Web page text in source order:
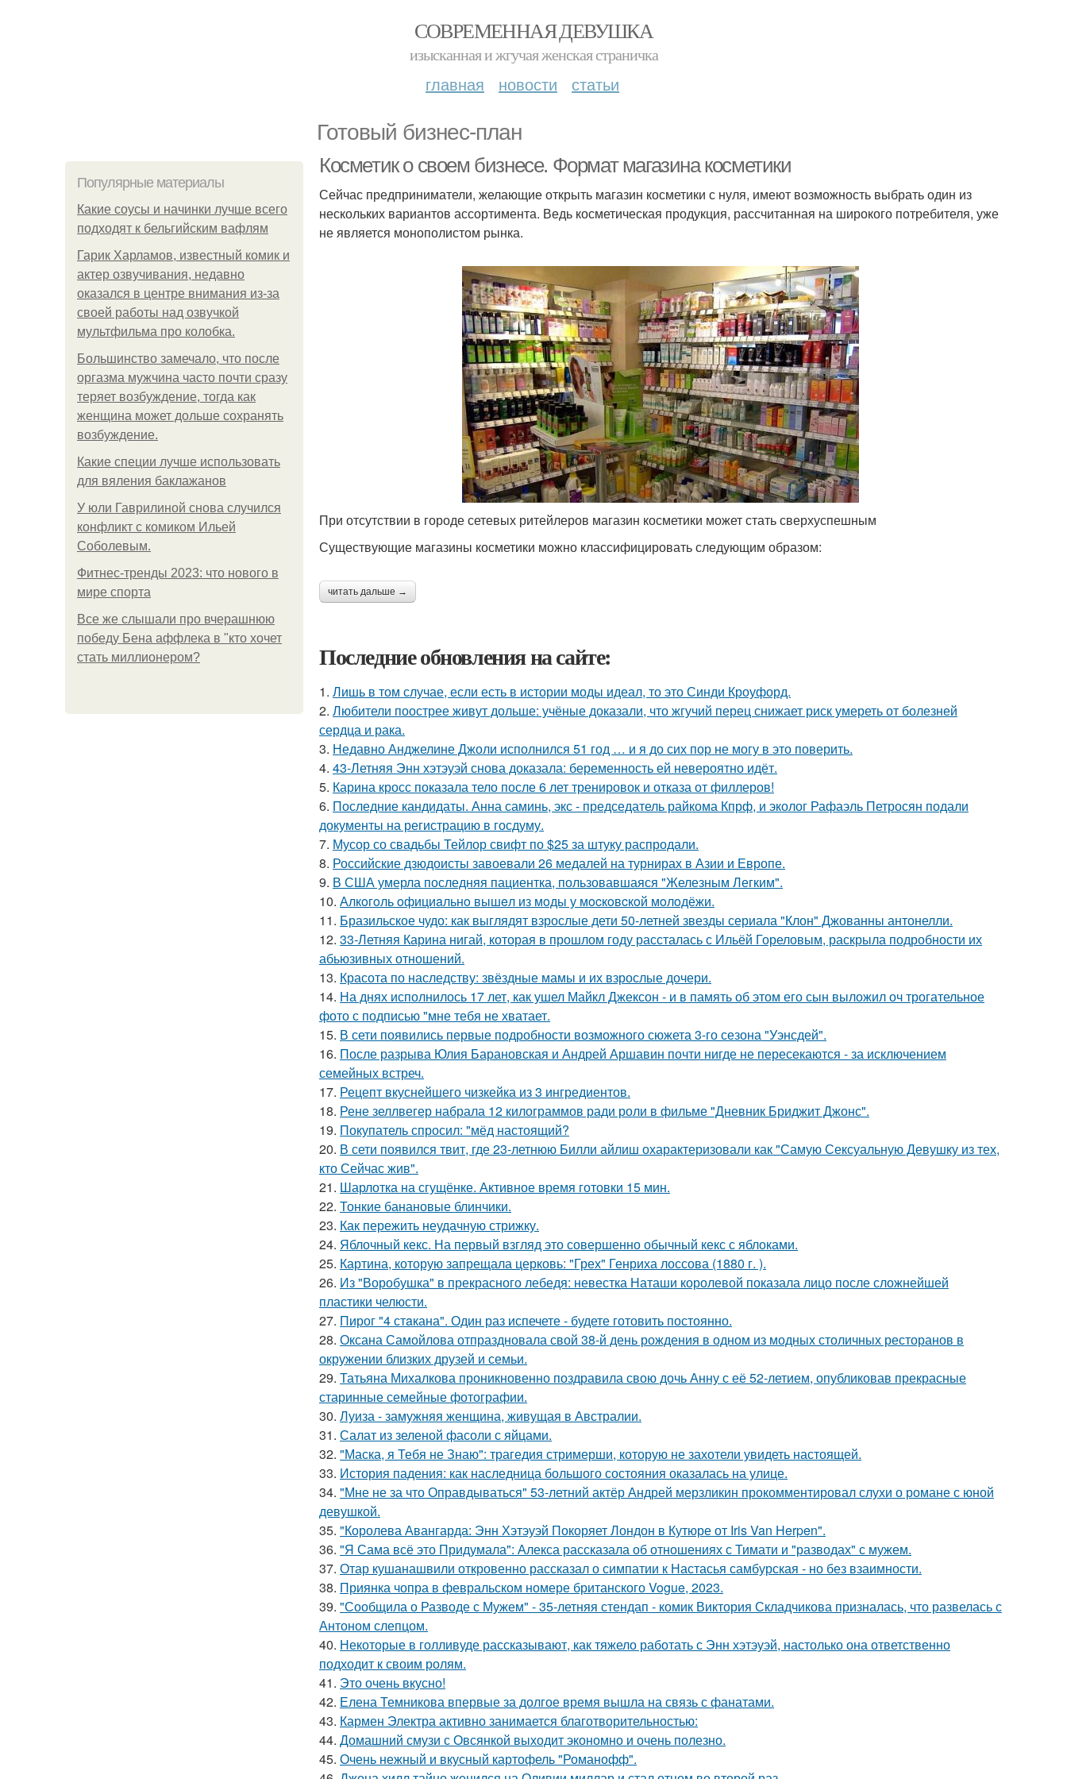
СОВРЕМЕННАЯ ДЕВУШКА
изысканная и жгучая женская страничка
главная новости статьи
Готовый бизнес-план
Популярные материалы
Какие соусы и начинки лучше всего
подходят к бельгийским вафлям
Гарик Харламов, известный комик и
актер озвучивания, недавно
оказался в центре внимания из-за
своей работы над озвучкой
мультфильма про колобка.
Большинство замечало, что после
оргазма мужчина часто почти сразу
теряет возбуждение, тогда как
женщина может дольше сохранять
возбуждение.
Какие специи лучше использовать
для вяления баклажанов
У юли Гаврилиной снова случился
конфликт с комиком Ильей
Соболевым.
Фитнес-тренды 2023: что нового в
мире спорта
Все же слышали про вчерашнюю
победу Бена аффлека в "кто хочет
стать миллионером?
Косметик о своем бизнесе. Формат магазина косметики
Сейчас предприниматели, желающие открыть магазин косметики с нуля, имеют возможность выбрать один из
нескольких вариантов ассортимента. Ведь косметическая продукция, рассчитанная на широкого потребителя, уже
не является монополистом рынка.
При отсутствии в городе сетевых ритейлеров магазин косметики может стать сверхуспешным
Существующие магазины косметики можно классифицировать следующим образом:
читать дальше →
Последние обновления на сайте:
1. Лишь в том случае, если есть в истории моды идеал, то это Синди Кроуфорд.
2. Любители поострее живут дольше: учёные доказали, что жгучий перец снижает риск умереть от болезней
сердца и рака.
3. Недавно Анджелине Джоли исполнился 51 год … и я до сих пор не могу в это поверить.
4. 43-Летняя Энн хэтэуэй снова доказала: беременность ей невероятно идёт.
5. Карина кросс показала тело после 6 лет тренировок и отказа от филлеров!
6. Последние кандидаты. Анна саминь, экс - председатель райкома Кпрф, и эколог Рафаэль Петросян подали
документы на регистрацию в госдуму.
7. Мусор со свадьбы Тейлор свифт по $25 за штуку распродали.
8. Российские дзюдоисты завоевали 26 медалей на турнирах в Азии и Европе.
9. В США умерла последняя пациентка, пользовавшаяся "Железным Легким".
10. Алкoгoль oфициaльнo вышeл из мoды у мocкoвcкoй мoлoдёжи.
11. Бразильское чудо: как выглядят взрослые дети 50-летней звезды сериала "Клон" Джованны антонелли.
12. 33-Летняя Карина нигай, которая в прошлом году рассталась с Ильёй Гореловым, раскрыла подробности их
абьюзивных отношений.
13. Красота по наследству: звёздные мамы и их взрослые дочери.
14. На днях исполнилось 17 лет, как ушел Майкл Джексон - и в память об этом его сын выложил оч трогательное
фото с подписью "мне тебя не хватает.
15. В сети появились первые подробности возможного сюжета 3-го сезона "Уэнсдей".
16. После разрыва Юлия Барановская и Андрей Аршавин почти нигде не пересекаются - за исключением
семейных встреч.
17. Рецепт вкуснейшего чизкейка из 3 ингредиентов.
18. Рене зеллвегер набрала 12 килограммов ради роли в фильме "Дневник Бриджит Джонс".
19. Покупатель спросил: "мёд настоящий?
20. В сети появился твит, где 23-летнюю Билли айлиш охарактеризовали как "Самую Сексуальную Девушку из тех,
кто Сейчас жив".
21. Шарлотка на сгущёнке. Активное время готовки 15 мин.
22. Тонкие банановые блинчики.
23. Как пережить неудачную стрижку.
24. Яблочный кекс. На первый взгляд это совершенно обычный кекс с яблоками.
25. Картина, которую запрещала церковь: "Грех" Генриха лоссова (1880 г. ).
26. Из "Воробушка" в прекрасного лебедя: невестка Наташи королевой показала лицо после сложнейшей
пластики челюсти.
27. Пирог "4 стaкана". Один раз испечете - будете готовить постоянно.
28. Оксана Самойлова отпраздновала свой 38-й день рождения в одном из модных столичных ресторанов в
окружении близких друзей и семьи.
29. Татьяна Михалкова проникновенно поздравила свою дочь Анну с её 52-летием, опубликовав прекрасные
старинные семейные фотографии.
30. Луиза - замужняя женщина, живущая в Австралии.
31. Салат из зеленой фасоли с яйцами.
32. "Маска, я Тебя не Знаю": трагедия стримерши, которую не захотели увидеть настоящей.
33. История падения: как наследница большого состояния оказалась на улице.
34. "Мне не за что Оправдываться" 53-летний актёр Андрей мерзликин прокомментировал слухи о романе с юной
девушкой.
35. "Королева Авангарда: Энн Хэтэуэй Покоряет Лондон в Кутюре от Iris Van Herpen".
36. "Я Сама всё это Придумала": Алекса рассказала об отношениях с Тимати и "разводах" с мужем.
37. Отар кушанашвили откровенно рассказал о симпатии к Настасья самбурская - но без взаимности.
38. Приянка чопра в февральском номере британского Vogue, 2023.
39. "Сообщила о Разводе с Мужем" - 35-летняя стендап - комик Виктория Складчикова призналась, что развелась с
Антоном слепцом.
40. Некоторые в голливуде рассказывают, как тяжело работать с Энн хэтэуэй, настолько она ответственно
подходит к своим ролям.
41. Это очень вкусно!
42. Елена Темникова впервые за долгое время вышла на связь с фанатами.
43. Кармен Электра активно занимается благотворительностью:
44. Домашний смузи с Овсянкой выходит экономно и очень полезно.
45. Очень нежный и вкусный картофель "Романофф".